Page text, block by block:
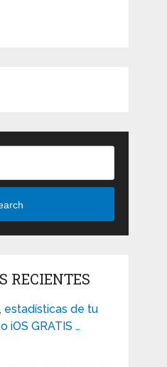
RECIENTES
estadísticas de tu
iOS GRATIS …